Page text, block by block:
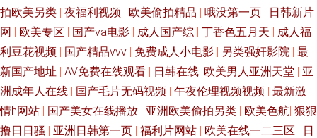
蕉91在线视频 欧美性爱一二区 四虎东方av 丰满熟妇乱子另类 亚洲无码另类
专区 人妖在线ts国产米兰 色女人久草精品视频 人妻va251 超碰人人妻人人爱
91成人一级片 另类转区 91色色18禁网站 人妻在线官网 91在线观看视频网
址 偷拍九九热 福利99av国自拍 在线观看污网站 国产超碰九色福利在线
拍欧美另类 | 夜福利视频 | 欧美偷拍精品 | 哦没第一页 | 日韩新片
网 | 欧美专区 | 国产va电影 | 成人国产综 | 丁香色五月天 | 成人福
利豆花视频 | 国产精品vvv | 免费成人小电影 | 另类强奸影院 | 最
新国产地址 | AV免费在线观看 | 日韩在线| 欧美男人亚洲天堂 | 亚
洲成年人在线 | 国产毛片无码视频 | 午夜伦理视频视频 | 最新激
情h网站 | 国产美女在线播放 | 亚洲欧美偷拍另类 | 欧美色航| 狠狠
撸日日骚 | 亚洲日韩第一页 | 福利片网站 | 欧美在线一二三区 | 日